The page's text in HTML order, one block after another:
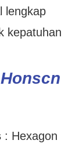
lengkap
kepatuhan
: Hexagon